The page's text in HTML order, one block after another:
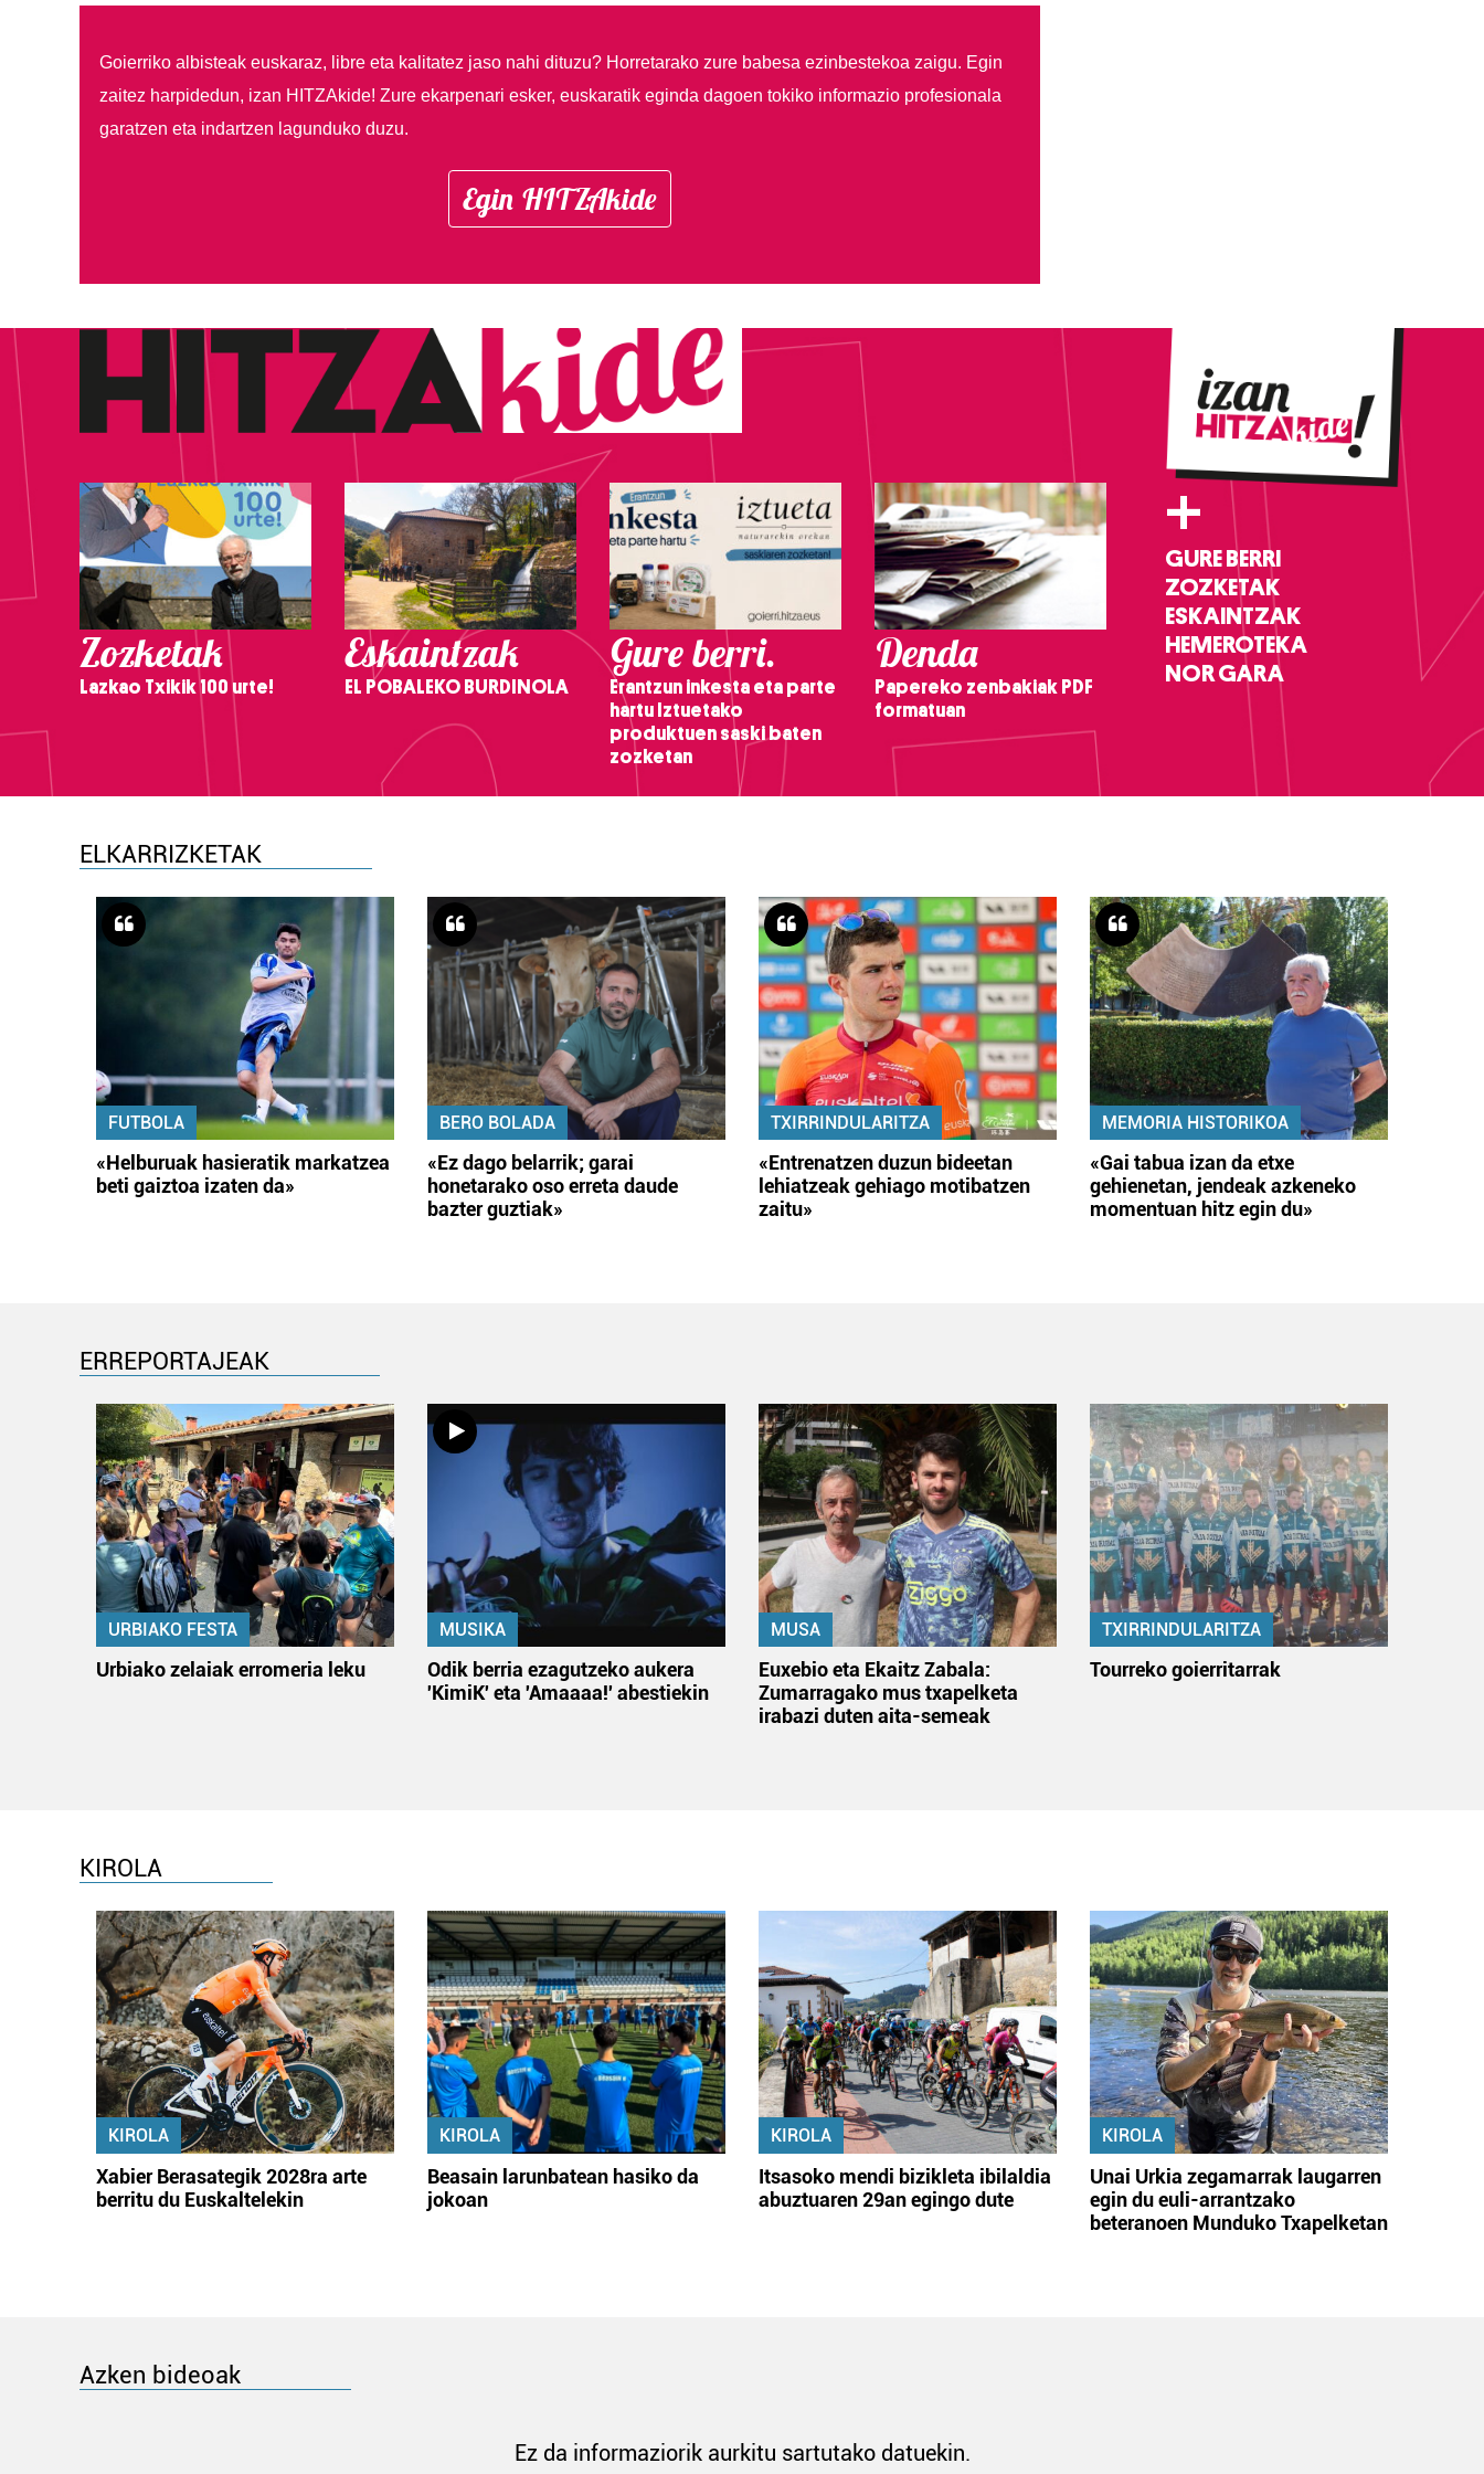
Goierriko albisteak euskaraz, libre eta kalitatez jaso nahi dituzu? Horretarako zure babesa ezinbestekoa zaigu. Egin
zaitez harpidedun, izan HITZAkide! Zure ekarpenari esker, euskaratik eginda dagoen tokiko informazio profesionala
garatzen eta indartzen lagunduko duzu.
Egin HITZAkide
Zozketak
Lazkao Txikik 100 urte!
Eskaintzak
EL POBALEKO BURDINOLA
Gure berri.
Erantzun inkesta eta parte
hartu Iztuetako
produktuen saski baten
zozketan
Denda
Papereko zenbakiak PDF
formatuan
+
GURE BERRI
ZOZKETAK
ESKAINTZAK
HEMEROTEKA
NOR GARA
ELKARRIZKETAK
FUTBOLA
«Helburuak hasieratik markatzea
beti gaiztoa izaten da»
BERO BOLADA
«Ez dago belarrik; garai
honetarako oso erreta daude
bazter guztiak»
TXIRRINDULARITZA
«Entrenatzen duzun bideetan
lehiatzeak gehiago motibatzen
zaitu»
MEMORIA HISTORIKOA
«Gai tabua izan da etxe
gehienetan, jendeak azkeneko
momentuan hitz egin du»
ERREPORTAJEAK
URBIAKO FESTA
Urbiako zelaiak erromeria leku
MUSIKA
Odik berria ezagutzeko aukera
'KimiK' eta 'Amaaaa!' abestiekin
MUSA
Euxebio eta Ekaitz Zabala:
Zumarragako mus txapelketa
irabazi duten aita-semeak
TXIRRINDULARITZA
Tourreko goierritarrak
KIROLA
KIROLA
Xabier Berasategik 2028ra arte
berritu du Euskaltelekin
KIROLA
Beasain larunbatean hasiko da
jokoan
KIROLA
Itsasoko mendi bizikleta ibilaldia
abuztuaren 29an egingo dute
KIROLA
Unai Urkia zegamarrak laugarren
egin du euli-arrantzako
beteranoen Munduko Txapelketan
Azken bideoak
Ez da informaziorik aurkitu sartutako datuekin.